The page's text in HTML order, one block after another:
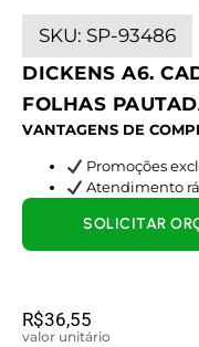
SKU: SP-93486
DICKENS A6.
FOLHAS
VANTAGENS DE
Promoções
Atendimento
R$36,55
valor unitário
SOLICITAR